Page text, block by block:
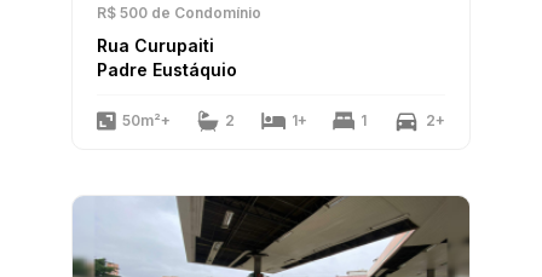
R$ 500 de Condomínio
Rua Curupaiti
Padre Eustáquio
50m²+ 2 1+ 1 2+